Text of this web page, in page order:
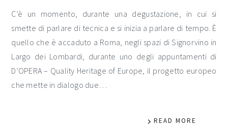
C’è un momento, durante una degustazione, in cui si
smette di parlare di tecnica e si inizia a parlare di tempo. È
quello che è accaduto a Roma, negli spazi di Signorvino in
Largo dei Lombardi, durante uno degli appuntamenti di
D’OPERA – Quality Heritage of Europe, il progetto europeo
che mette in dialogo due…
READ MORE